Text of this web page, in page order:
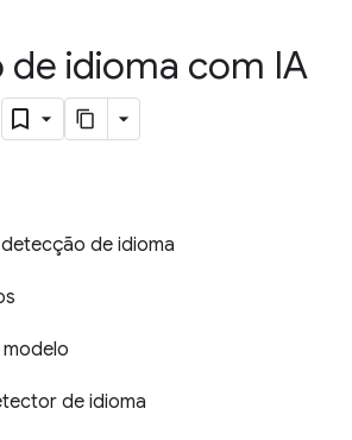
de idioma com IA
de idioma
de idioma